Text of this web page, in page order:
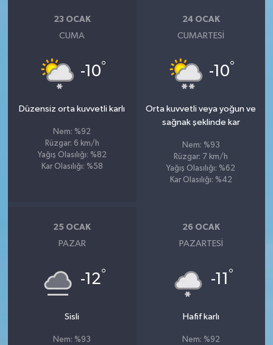
23 OCAK
CUMA
-10°
Düzensiz orta kuvvetli karlı
Nem: %92
Rüzgar: 6 km/h
Yağış Olasılığı: %82
Kar Olasılığı: %58
24 OCAK
CUMARTESI
-10°
Orta kuvvetli veya yoğun ve
sağnak şeklinde kar
Nem: %93
Rüzgar: 7 km/h
Yağış Olasılığı: %62
Kar Olasılığı: %42
25 OCAK
PAZAR
-12°
Sisli
Nem: %93
26 OCAK
PAZARTESI
-11 °
Hafif karlı
Nem: %92